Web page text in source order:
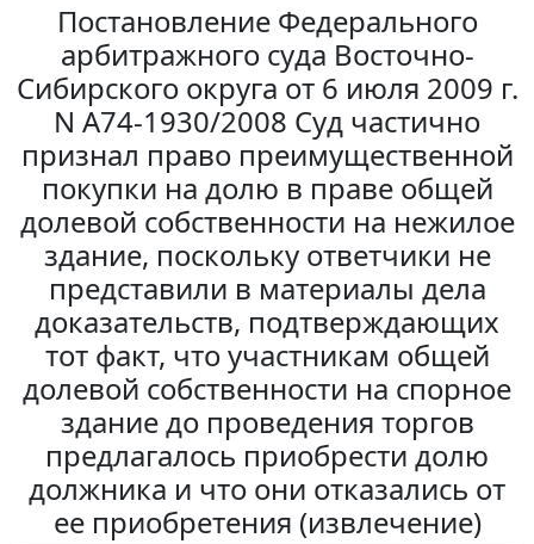
Постановление Федерального
арбитражного суда Восточно-
Сибирского округа от 6 июля 2009 г.
N А74-1930/2008 Суд частично
признал право преимущественной
покупки на долю в праве общей
долевой собственности на нежилое
здание, поскольку ответчики не
представили в материалы дела
доказательств, подтверждающих
тот факт, что участникам общей
долевой собственности на спорное
здание до проведения торгов
предлагалось приобрести долю
должника и что они отказались от
ее приобретения (извлечение)